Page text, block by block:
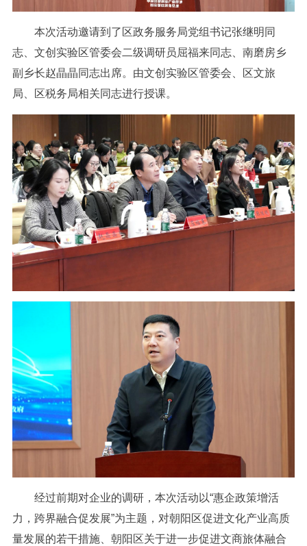
本次活动邀请到了区政务服务局党组书记张继明同
志、文创实验区管委会二级调研员屈福来同志、南磨房乡
副乡长赵晶晶同志出席。由文创实验区管委会、区文旅
局、区税务局相关同志进行授课。
经过前期对企业的调研，本次活动以“惠企政策增活
力，跨界融合促发展”为主题，对朝阳区促进文化产业高质
量发展的若干措施、朝阳区关于进一步促进文商旅体融合